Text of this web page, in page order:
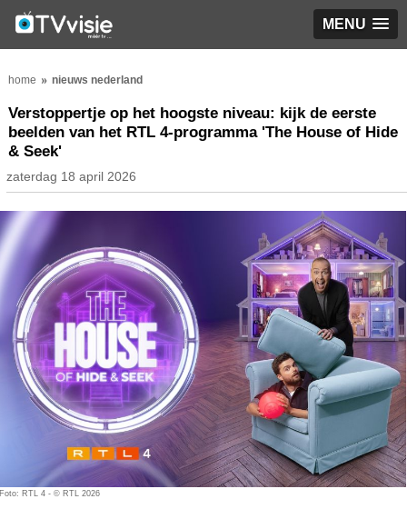
MENU
home nieuws nederland
Verstoppertje op het hoogste niveau: kijk de eerste
beelden van het RTL 4-programma 'The House of Hide
& Seek'
zaterdag 18 april 2026
Foto: RTL 4 - © RTL 2026